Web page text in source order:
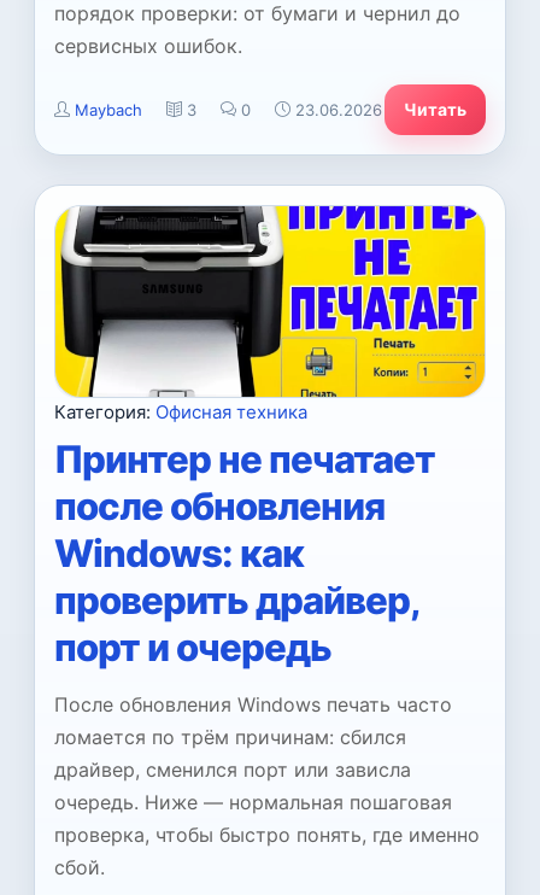
порядок проверки: от бумаги и чернил до
сервисных ошибок.
Maybach 3 0 23.06.2026 Читать
Категория: Офисная техника
Принтер не печатает
после обновления
Windows: как
проверить драйвер,
порт и очередь
После обновления Windows печать часто
ломается по трём причинам: сбился
драйвер, сменился порт или зависла
очередь. Ниже — нормальная пошаговая
проверка, чтобы быстро понять, где именно
сбой.